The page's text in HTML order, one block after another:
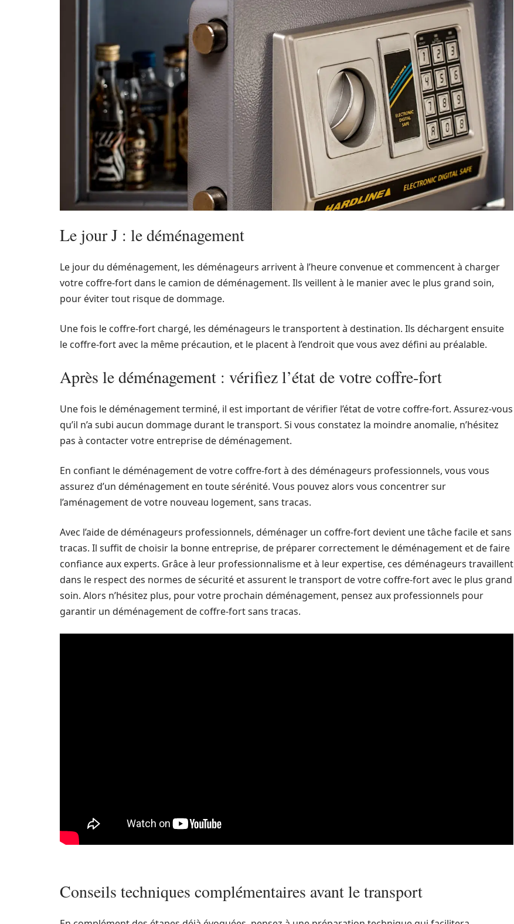
Le jour J : le déménagement
Le jour du déménagement, les déménageurs arrivent à l’heure convenue et commencent à charger
votre coffre-fort dans le camion de déménagement. Ils veillent à le manier avec le plus grand soin,
pour éviter tout risque de dommage.
Une fois le coffre-fort chargé, les déménageurs le transportent à destination. Ils déchargent ensuite
le coffre-fort avec la même précaution, et le placent à l’endroit que vous avez défini au préalable.
Après le déménagement : vérifiez l’état de votre coffre-fort
Une fois le déménagement terminé, il est important de vérifier l’état de votre coffre-fort. Assurez-vous
qu’il n’a subi aucun dommage durant le transport. Si vous constatez la moindre anomalie, n’hésitez
pas à contacter votre entreprise de déménagement.
En confiant le déménagement de votre coffre-fort à des déménageurs professionnels, vous vous
assurez d’un déménagement en toute sérénité. Vous pouvez alors vous concentrer sur
l’aménagement de votre nouveau logement, sans tracas.
Avec l’aide de déménageurs professionnels, déménager un coffre-fort devient une tâche facile et sans
tracas. Il suffit de choisir la bonne entreprise, de préparer correctement le déménagement et de faire
confiance aux experts. Grâce à leur professionnalisme et à leur expertise, ces déménageurs travaillent
dans le respect des normes de sécurité et assurent le transport de votre coffre-fort avec le plus grand
soin. Alors n’hésitez plus, pour votre prochain déménagement, pensez aux professionnels pour
garantir un déménagement de coffre-fort sans tracas.
Conseils techniques complémentaires avant le transport